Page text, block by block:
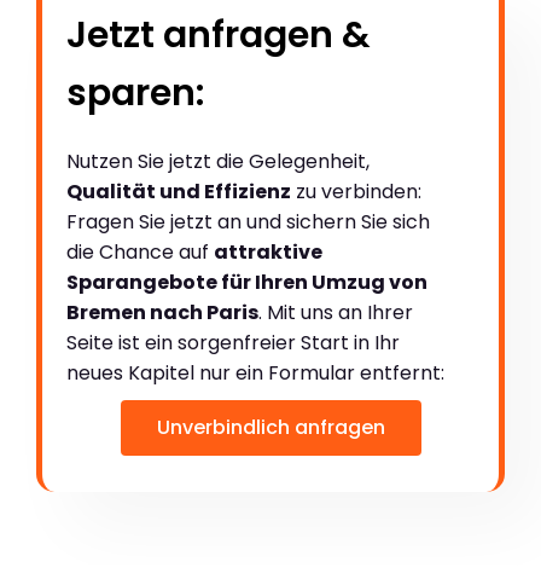
Jetzt anfragen &
sparen:
Nutzen Sie jetzt die Gelegenheit,
Qualität und Effizienz zu verbinden:
Fragen Sie jetzt an und sichern Sie sich
die Chance auf attraktive
Sparangebote für Ihren Umzug von
Bremen nach Paris. Mit uns an Ihrer
Seite ist ein sorgenfreier Start in Ihr
neues Kapitel nur ein Formular entfernt:
Unverbindlich anfragen